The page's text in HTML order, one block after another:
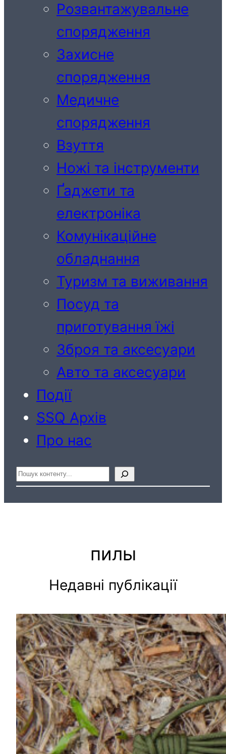
Розвантажувальне
спорядження
Захисне
спорядження
Медичне
спорядження
Взуття
Ножі та інструменти
Ґаджети та
електроніка
Комунікаційне
обладнання
Туризм та виживання
Посуд та
приготування їжі
Зброя та аксесуари
Авто та аксесуари
Події
SSQ Архів
Про нас
Пошук
пилы
Недавні публікації